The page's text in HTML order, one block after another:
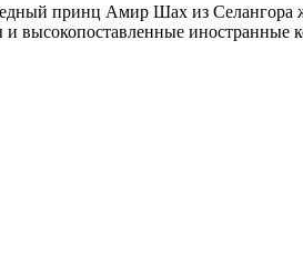
принц Амир Шах из
высокопоставленные иностранные